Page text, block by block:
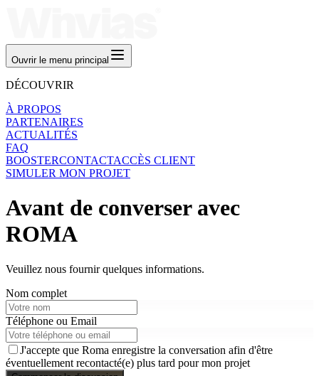
Ouvrir le menu principal
DÉCOUVRIR
À PROPOS
PARTENAIRES
ACTUALITÉS
FAQ
BOOSTERCONTACTACCÈS CLIENT
SIMULER MON PROJET
Avant de converser avec
ROMA
Veuillez nous fournir quelques informations.
Nom complet
Téléphone ou Email
J'accepte que Roma enregistre la conversation afin d'être
éventuellement recontacté(e) plus tard pour mon projet